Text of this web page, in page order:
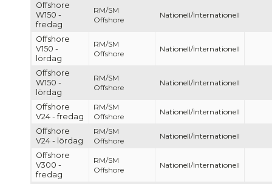
Offshore
W150 -
fredag
RM/SM
Offshore
Nationell/Internationell
Offshore
V150 -
lördag
RM/SM
Offshore
Nationell/Internationell
Offshore
W150 -
lördag
RM/SM
Offshore
Nationell/Internationell
Offshore
V24 - fredag
RM/SM
Offshore
Nationell/Internationell
Offshore
V24 - lördag
RM/SM
Offshore
Nationell/Internationell
Offshore
V300 -
fredag
RM/SM
Offshore
Nationell/Internationell